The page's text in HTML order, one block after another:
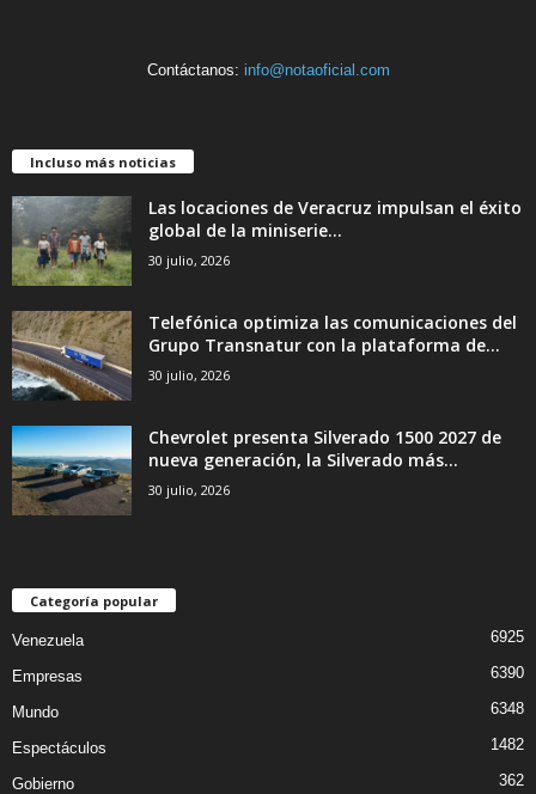
Contáctanos: info@notaoficial.com
Incluso más noticias
Las locaciones de Veracruz impulsan el éxito
global de la miniserie...
30 julio, 2026
Telefónica optimiza las comunicaciones del
Grupo Transnatur con la plataforma de...
30 julio, 2026
Chevrolet presenta Silverado 1500 2027 de
nueva generación, la Silverado más...
30 julio, 2026
Categoría popular
Venezuela 6925
Empresas 6390
Mundo 6348
Espectáculos 1482
Gobierno 362